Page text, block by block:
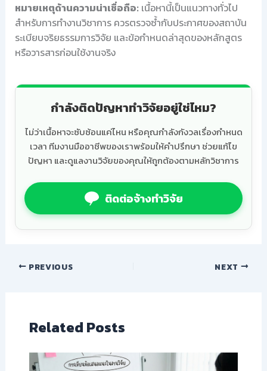
หมายเหตุด้านความน่าเชื่อถือ: เนื้อหานี้เป็นแนวทางทั่วไป
สำหรับการทำงานวิชาการ ควรตรวจซ้ำกับประกาศของสถาบัน
ระเบียบจริยธรรมการวิจัย และข้อกำหนดล่าสุดของหลักสูตร
หรือวารสารก่อนใช้งานจริง
กำลังติดปัญหาทำวิจัยอยู่ใช่ไหม?
ไม่ว่าเนื้อหาจะซับซ้อนแค่ไหน หรือคุณกำลังกังวลเรื่องกำหนด
เวลา ทีมงานมืออาชีพของเราพร้อมให้คำปรึกษา ช่วยแก้ไข
ปัญหา และดูแลงานวิจัยของคุณให้ถูกต้องตามหลักวิชาการ
ติดต่อจ้างทำวิจัย
PREVIOUS NEXT
Related Posts